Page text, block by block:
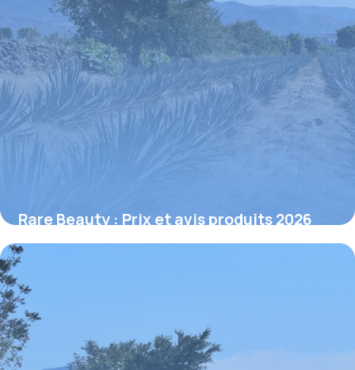
Rare Beauty : Prix et avis produits 2026
1 juillet 2026